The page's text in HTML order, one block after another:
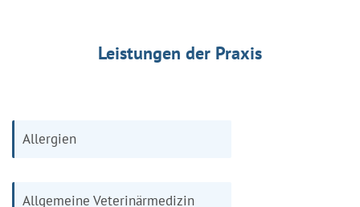
Leistungen der Praxis
Allergien
Allgemeine Veterinärmedizin